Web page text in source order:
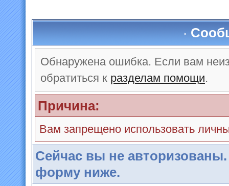
Обнаружена ошибка. Если вам
обратиться к разделам помощи.
Причина:
Вам запрещено использовать
Сейчас вы не
форму ниже.